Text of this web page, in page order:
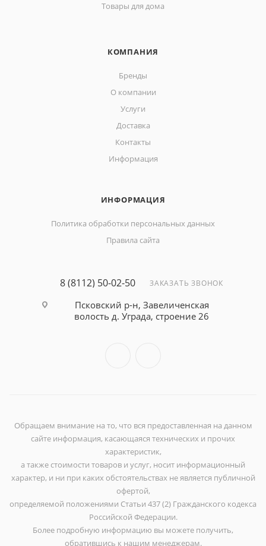
Товары для дома
КОМПАНИЯ
Бренды
О компании
Услуги
Доставка
Контакты
Информация
ИНФОРМАЦИЯ
Политика обработки персональных данных
Правила сайта
8 (8112) 50-02-50 ЗАКАЗАТЬ ЗВОНОК
Псковский р-н, Завеличенская
волость д. Уграда, строение 26
Обращаем внимание на то, что вся предоставленная на данном
сайте информация, касающаяся технических и прочих
характеристик,
а также стоимости товаров и услуг, носит информационный
характер, и ни при каких обстоятельствах не является публичной
офертой,
определяемой положениями Статьи 437 (2) Гражданского кодекса
Российской Федерации.
Более подробную информацию вы можете получить,
обратившись к нашим менеджерам.